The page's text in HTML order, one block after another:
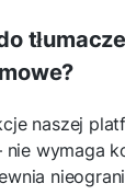
naszej
nie wymaga